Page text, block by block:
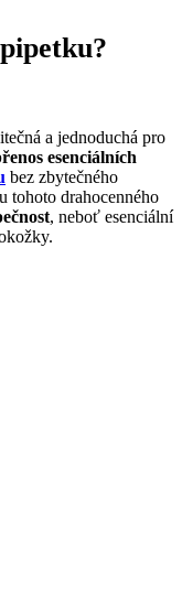
a jednoduchá pro
esenciálních
bez zbytečného
tohoto drahocenného
, neboť esenciální